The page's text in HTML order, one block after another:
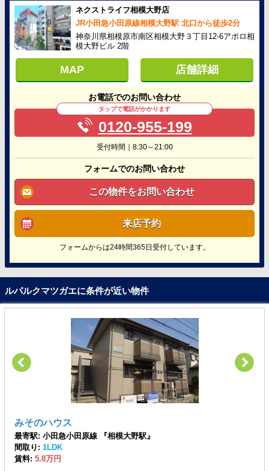
ネクストライフ相模大野店
JR小田急小田原線相模大野駅 北口から徒歩2分
神奈川県相模原市南区相模大野３丁目12-6アポロ相
模大野ビル 2階
MAP 店舗詳細
お電話でのお問い合わせ
タップで電話がかかります
0120-955-199
受付時間｜8:30～21:00
フォームでのお問い合わせ
この物件をお問い合わせ
来店予約
フォームからは24時間365日受付しています。
ルパルクマツガエに条件が近い物件
みそのハウス
最寄駅: 小田急小田原線 『相模大野駅』
間取り: 1LDK
賃料: 5.8万円